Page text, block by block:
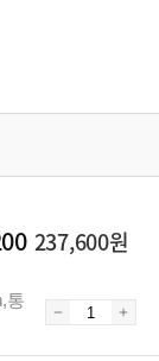
237,600원
통